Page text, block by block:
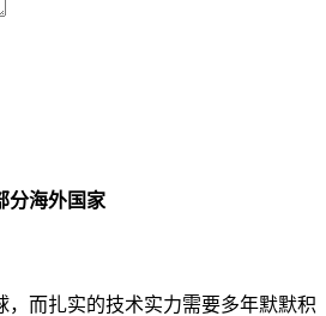
分海外国家
，而扎实的技术实力需要多年默默积